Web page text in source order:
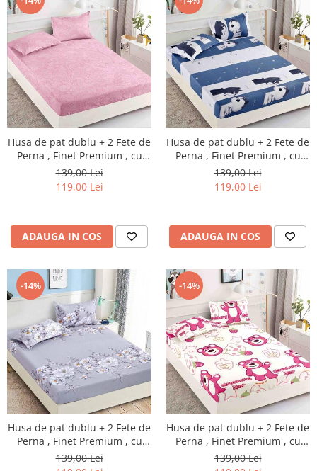
Husa de pat dublu + 2 Fete de
Perna , Finet Premium , cu
elastic , HP5
139,00 Lei
119,00 Lei
ADAUGA IN COS
Husa de pat dublu + 2 Fete de
Perna , Finet Premium , cu
elastic , HP11
139,00 Lei
119,00 Lei
ADAUGA IN COS
-14%
Husa de pat dublu + 2 Fete de
Perna , Finet Premium , cu
elastic , HP13
139,00 Lei
-14%
Husa de pat dublu + 2 Fete de
Perna , Finet Premium , cu
elastic , HP49
139,00 Lei